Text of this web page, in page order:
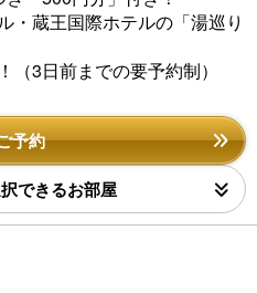
・蔵王国際ホテルの「湯巡り
3日前までの要予約制）
予約
できるお部屋